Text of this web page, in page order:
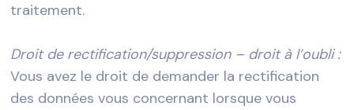
traitement.
Droit de rectification/suppression – droit à l’oubli :
Vous avez le droit de demander la rectification
des données vous concernant lorsque vous